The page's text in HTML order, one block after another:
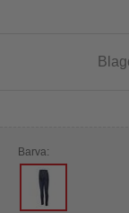
Barva: